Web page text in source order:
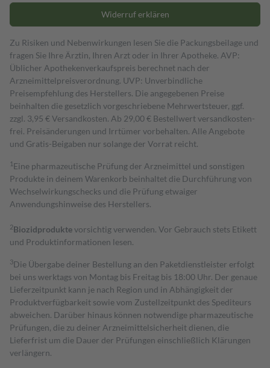
Widerruf erklären
Zu Risiken und Nebenwirkungen lesen Sie die Packungsbeilage und
fragen Sie Ihre Ärztin, Ihren Arzt oder in Ihrer Apotheke. AVP:
Üblicher Apothekenverkaufspreis berechnet nach der
Arzneimittelpreisverordnung. UVP: Unverbindliche
Preisempfehlung des Herstellers. Die angegebenen Preise
beinhalten die gesetzlich vorgeschriebene Mehrwertsteuer, ggf.
zzgl. 3,95 € Versandkosten. Ab 29,00 € Bestell­wert versand­kosten­
frei. Preisänderungen und Irrtümer vorbehalten. Alle Angebote
und Gratis-Beigaben nur solange der Vorrat reicht.
1 Eine pharmazeutische Prüfung der Arzneimittel und sonstigen
Produkte in deinem Warenkorb beinhaltet die Durchführung von
Wechselwirkungschecks und die Prüfung etwaiger
Anwendungshinweise des Herstellers.
2Biozidproduktevorsichtig verwenden. Vor Gebrauch stets Etikett
und Produktinformationen lesen.
3Die Übergabe deiner Bestellung an den Paketdienstleister erfolgt
bei uns werktags von Montag bis Freitag bis 18:00 Uhr. Der genaue
Lieferzeitpunkt kann je nach Region und in Abhängigkeit der
Produktverfügbarkeit sowie vom Zustellzeitpunkt des Spediteurs
abweichen. Darüber hinaus können notwendige pharmazeutische
Prüfungen, die zu deiner Arzneimittelsicherheit dienen, die
Lieferfrist um die Dauer der Prüfungen einschließlich Klärungen
verlängern.